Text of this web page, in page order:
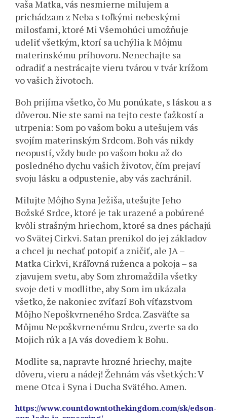
vaša Matka, vás nesmierne milujem a
prichádzam z Neba s toľkými nebeskými
milosťami, ktoré Mi Všemohúci umožňuje
udeliť všetkým, ktorí sa uchýlia k Môjmu
materinskému príhovoru. Nenechajte sa
odradiť a nestrácajte vieru tvárou v tvár krížom
vo vašich životoch.
Boh prijíma všetko, čo Mu ponúkate, s láskou a s
dôverou. Nie ste sami na tejto ceste ťažkostí a
utrpenia: Som po vašom boku a utešujem vás
svojím materinským Srdcom. Boh vás nikdy
neopustí, vždy bude po vašom boku až do
posledného dychu vašich životov, čím prejaví
svoju lásku a odpustenie, aby vás zachránil.
Milujte Môjho Syna Ježiša, utešujte Jeho
Božské Srdce, ktoré je tak urazené a pobúrené
kvôli strašným hriechom, ktoré sa dnes páchajú
vo Svätej Cirkvi. Satan prenikol do jej základov
a chcel ju nechať potopiť a zničiť, ale JA –
Matka Cirkvi, Kráľovná ruženca a pokoja – sa
zjavujem svetu, aby Som zhromaždila všetky
svoje deti v modlitbe, aby Som im ukázala
všetko, že nakoniec zvíťazí Boh víťazstvom
Môjho Nepoškvrneného Srdca. Zasväťte sa
Môjmu Nepoškvrnenému Srdcu, zverte sa do
Mojich rúk a JA vás dovediem k Bohu.
Modlite sa, napravte hrozné hriechy, majte
dôveru, vieru a nádej! Žehnám vás všetkých: V
mene Otca i Syna i Ducha Svätého. Amen.
https://www.countdowntothekingdom.com/sk/edson-